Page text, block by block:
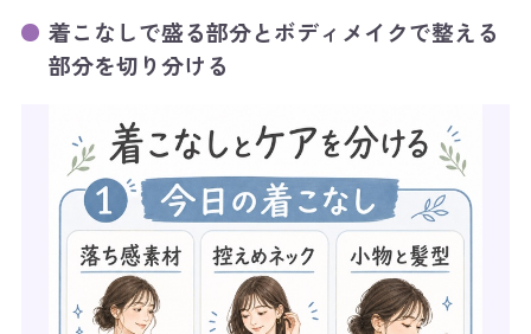
着こなしで盛る部分とボディメイクで整える
部分を切り分ける